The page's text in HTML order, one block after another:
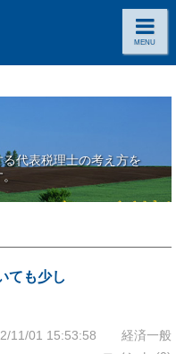
代表税理士の考え方を
ても少し
11/01 15:53:58 経済一般
MENU